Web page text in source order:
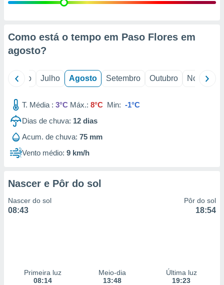
estudos
1199
Como está o tempo em Paso Flores em
agosto?
Junho Julho Agosto Setembro Outubro Novembro
T. Média : 3°C Máx.: 8°C Min: -1°C
Dias de chuva: 12 dias
Acum. de chuva: 75 mm
Vento médio: 9 km/h
Nascer e Pôr do sol
Nascer do sol
08:43
Pôr do sol
18:54
Primeira luz
08:14
Meio-dia
13:48
Última luz
19:23